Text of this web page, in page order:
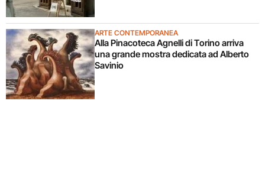
ARTE CONTEMPORANEA
Alla Pinacoteca Agnelli di Torino arriva
una grande mostra dedicata ad Alberto
Savinio